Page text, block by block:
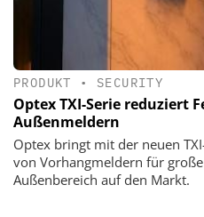
PRODUKT • SECURITY
Optex TXI-Serie reduziert
Außenmeldern
Optex bringt mit der neuen
von Vorhangmeldern für
Außenbereich auf den Markt.